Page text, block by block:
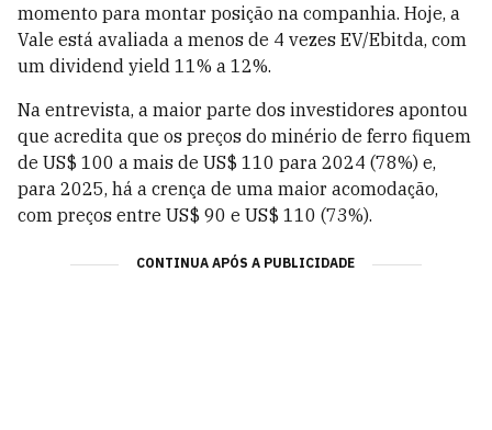
momento para montar posição na companhia. Hoje, a
Vale está avaliada a menos de 4 vezes EV/Ebitda, com
um dividend yield 11% a 12%.
Na entrevista, a maior parte dos investidores apontou
que acredita que os preços do minério de ferro fiquem
de US$ 100 a mais de US$ 110 para 2024 (78%) e,
para 2025, há a crença de uma maior acomodação,
com preços entre US$ 90 e US$ 110 (73%).
CONTINUA APÓS A PUBLICIDADE